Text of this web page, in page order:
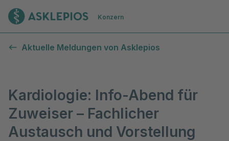
Zur Startseite
Konzern
Aktuelle Meldungen von Asklepios
Kardiologie: Info-Abend für
Zuweiser – Fachlicher
Austausch und Vorstellung